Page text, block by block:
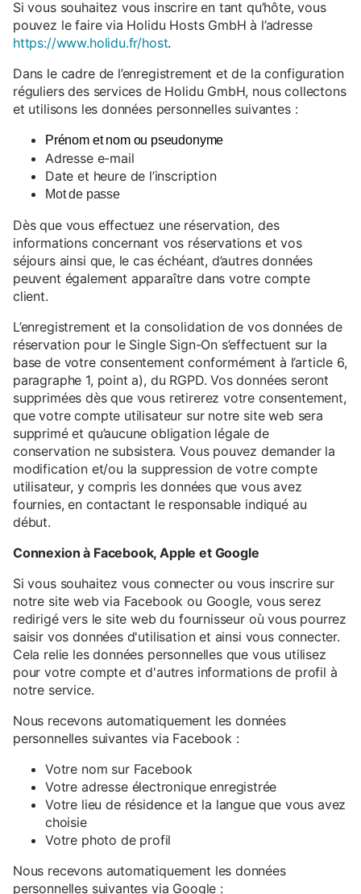
Si vous souhaitez vous inscrire en tant qu’hôte, vous
pouvez le faire via Holidu Hosts GmbH à l’adresse
https://www.holidu.fr/host.
Dans le cadre de l’enregistrement et de la configuration
réguliers des services de Holidu GmbH, nous collectons
et utilisons les données personnelles suivantes :
Prénom et nom ou pseudonyme
Adresse e-mail
Date et heure de l’inscription
Mot de passe
Dès que vous effectuez une réservation, des
informations concernant vos réservations et vos
séjours ainsi que, le cas échéant, d’autres données
peuvent également apparaître dans votre compte
client.
L’enregistrement et la consolidation de vos données de
réservation pour le Single Sign-On s’effectuent sur la
base de votre consentement conformément à l’article 6,
paragraphe 1, point a), du RGPD. Vos données seront
supprimées dès que vous retirerez votre consentement,
que votre compte utilisateur sur notre site web sera
supprimé et qu’aucune obligation légale de
conservation ne subsistera. Vous pouvez demander la
modification et/ou la suppression de votre compte
utilisateur, y compris les données que vous avez
fournies, en contactant le responsable indiqué au
début.
Connexion à Facebook, Apple et Google
Si vous souhaitez vous connecter ou vous inscrire sur
notre site web via Facebook ou Google, vous serez
redirigé vers le site web du fournisseur où vous pourrez
saisir vos données d'utilisation et ainsi vous connecter.
Cela relie les données personnelles que vous utilisez
pour votre compte et d'autres informations de profil à
notre service.
Nous recevons automatiquement les données
personnelles suivantes via Facebook :
Votre nom sur Facebook
Votre adresse électronique enregistrée
Votre lieu de résidence et la langue que vous avez
choisie
Votre photo de profil
Nous recevons automatiquement les données
personnelles suivantes via Google :